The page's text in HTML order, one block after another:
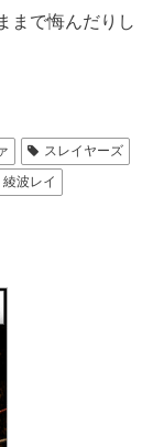
まで悔んだりし
スレイヤーズ
綾波レイ